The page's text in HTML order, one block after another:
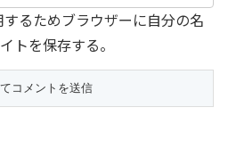
るためブラウザーに自分の名
トを保存する。